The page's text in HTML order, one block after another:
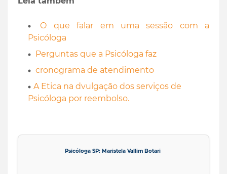
O que falar em uma sessão com a
Psicóloga
Perguntas que a Psicóloga faz
cronograma de atendimento
A Etica na dvulgação dos serviços de
Psicóloga por reembolso.
Psicóloga SP: Maristela Vallim Botari